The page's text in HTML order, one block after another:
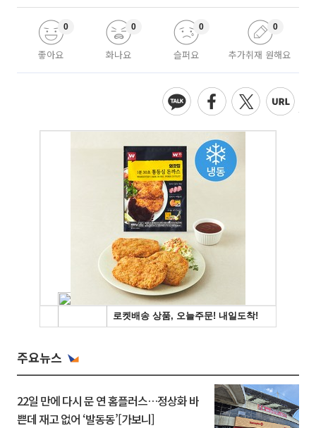
좋아요
0
화나요
0
슬퍼요
0
추가취재 원해요
0
주요뉴스
22일 만에 다시 문 연 홈플러스…정상화 바
쁜데 재고 없어 ‘발동동’[가보니]